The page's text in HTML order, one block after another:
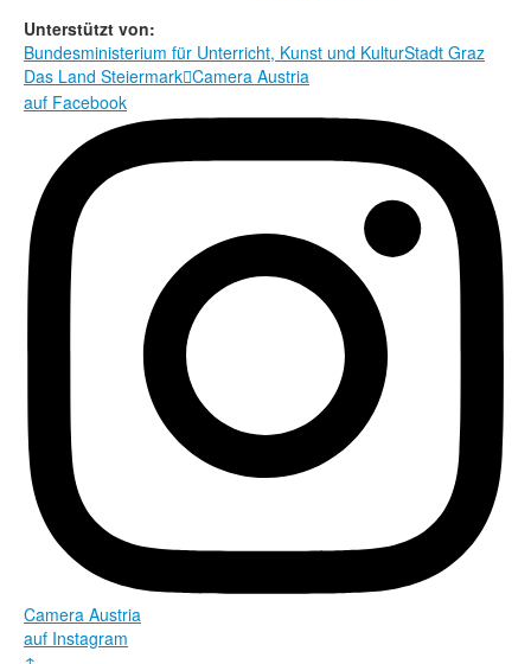
Unterstützt von:
Bundesministerium für Unterricht, Kunst und KulturStadt Graz
Das Land SteiermarkCamera Austria
auf Facebook
Camera Austria
auf Instagram